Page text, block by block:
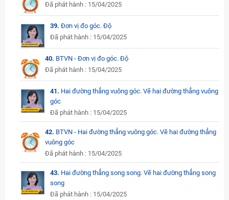
Đã phát hành : 15/04/2025
39. Đơn vị đo góc. Độ
Đã phát hành : 15/04/2025
40. BTVN - Đơn vị đo góc. Độ
Đã phát hành : 15/04/2025
41. Hai đường thẳng vuông góc. Vẽ hai đường thẳng vuông
góc
Đã phát hành : 15/04/2025
42. BTVN - Hai đường thẳng vuông góc. Vẽ hai đường thẳng
vuông góc
Đã phát hành : 15/04/2025
43. Hai đường thẳng song song. Vẽ hai đường thẳng song
song
Đã phát hành : 15/04/2025